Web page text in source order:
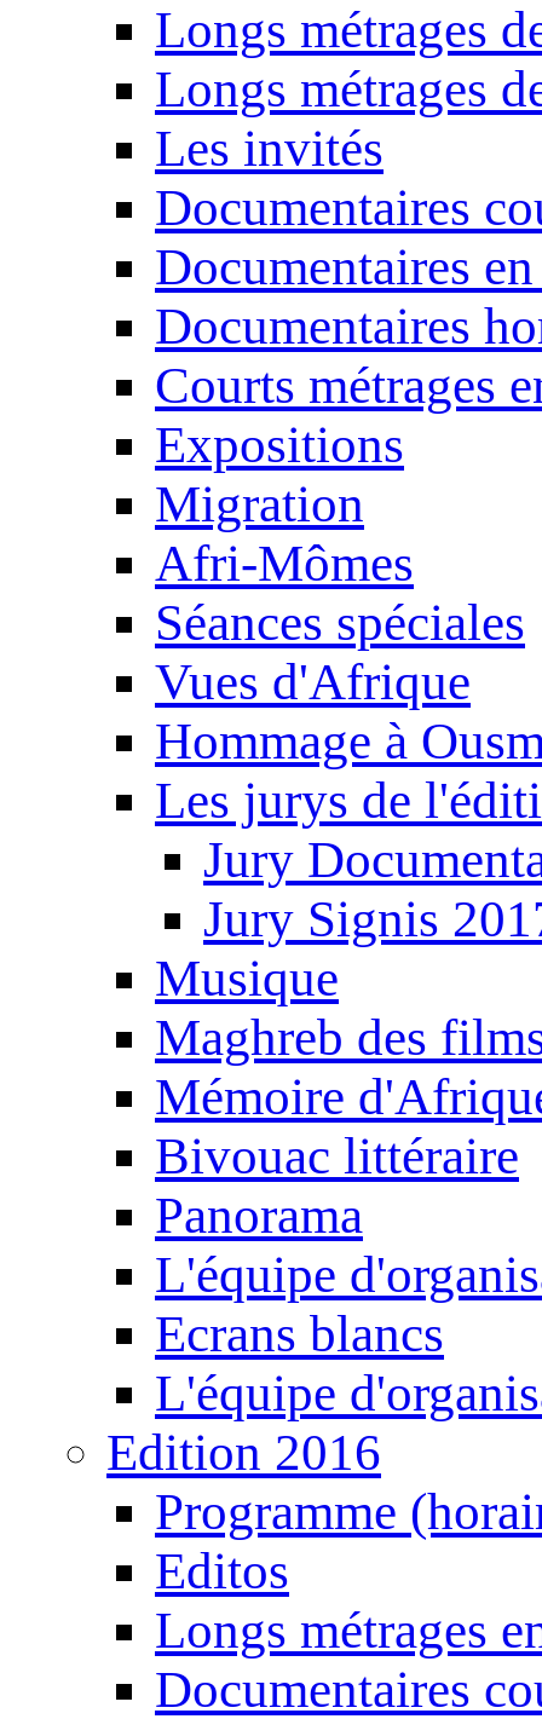
Longs métrages
Longs métrages
Les invités
Documentaires
Documentaires
Documentaires
Courts métrages
Expositions
Migration
Afri-Mômes
Séances spéciales
Vues d'Afrique
Hommage à
Les jurys de
Jury
Jury Signis
Musique
Maghreb des
Mémoire
Bivouac littéraire
Panorama
L'équipe
Ecrans blancs
L'équipe
Edition 2016
Programme
Editos
Longs métrages
Documentaires